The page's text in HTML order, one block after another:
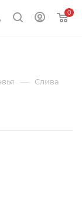
0
— Слива